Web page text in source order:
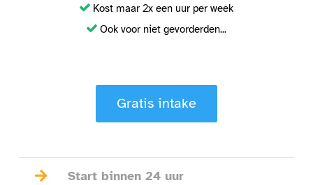
Kost maar 2x een uur per week
Ook voor niet gevorderden...
Gratis intake
 Start binnen 24 uur